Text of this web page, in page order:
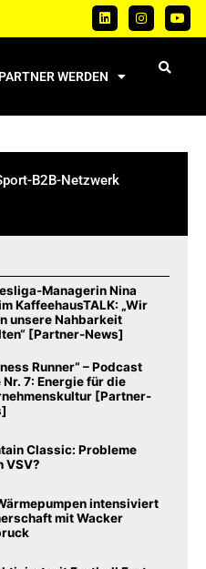
PARTNER WERDEN
B2B-Netzwerk
Managerin Nina
KaffeehausTALK: „Wir
unsere Nahbarkeit
[Partner-News]
Runner“ – Podcast
Nr. 7: Energie für die
[Partner-
Classic: Probleme
VSV?
intensiviert
mit Wacker